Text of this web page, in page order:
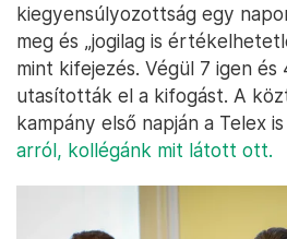
kiegyensúlyozottság egy
meg és „jogilag is
mint kifejezés. Végül 7 igen és
utasították el a kifogást. A
kampány első napján a Telex
arról, kollégánk mit látott ott.